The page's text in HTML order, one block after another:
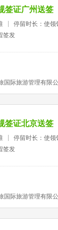
签证广州送签
停留时长：使领
签发
国际旅游管理有限
签证北京送签
停留时长：使领
签发
国际旅游管理有限